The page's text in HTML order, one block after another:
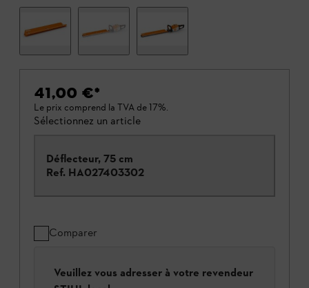
41,00 €*
Le prix comprend la TVA de 17%.
Sélectionnez un article
Déflecteur, 75 cm
Ref. HA027403302
Comparer
Veuillez vous adresser à votre revendeur